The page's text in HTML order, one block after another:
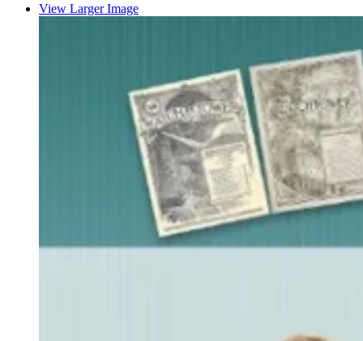
View Larger Image